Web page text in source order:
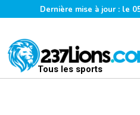
Dernière mise à jour : le
Tous les sports